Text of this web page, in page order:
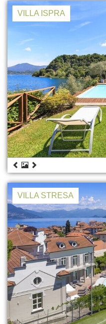
VILLA ISPRA
VILLA STRESA